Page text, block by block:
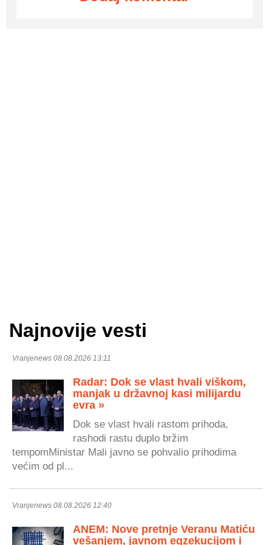
Najnovije vesti
Vranjenews 08.08.2026 13:11
Radar: Dok se vlast hvali viškom,
manjak u državnoj kasi milijardu
evra »
Dok se vlast hvali rastom prihoda,
rashodi rastu duplo bržim
tempomMinistar Mali javno se pohvalio prihodima
većim od pl...
Vranjenews 08.08.2026 12:40
ANEM: Nove pretnje Veranu Matiću
vešanjem, javnom egzekucijom i